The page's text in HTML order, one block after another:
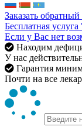
Заказать
Бесплатная
Если у Вас нет
Находим
У нас
Гарантия
Почти на все